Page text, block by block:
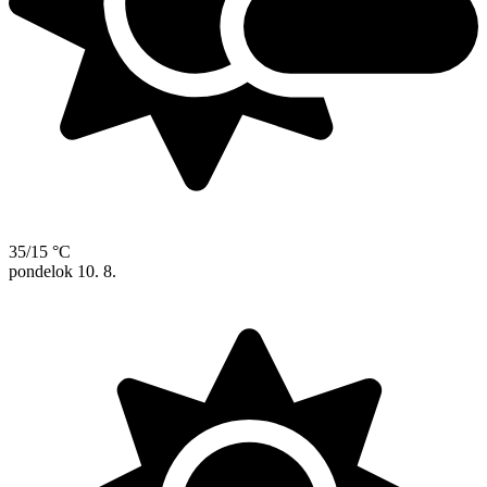
35/15 °C
pondelok 10. 8.